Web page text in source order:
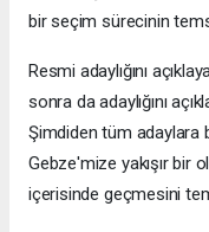
bir seçim sürecinin
Resmi adaylığını
sonra da adaylığını
Şimdiden tüm adaylara
Gebze'mize yakışır bir
içerisinde geçmesini